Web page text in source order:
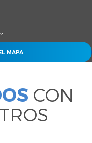
MAPA
CON